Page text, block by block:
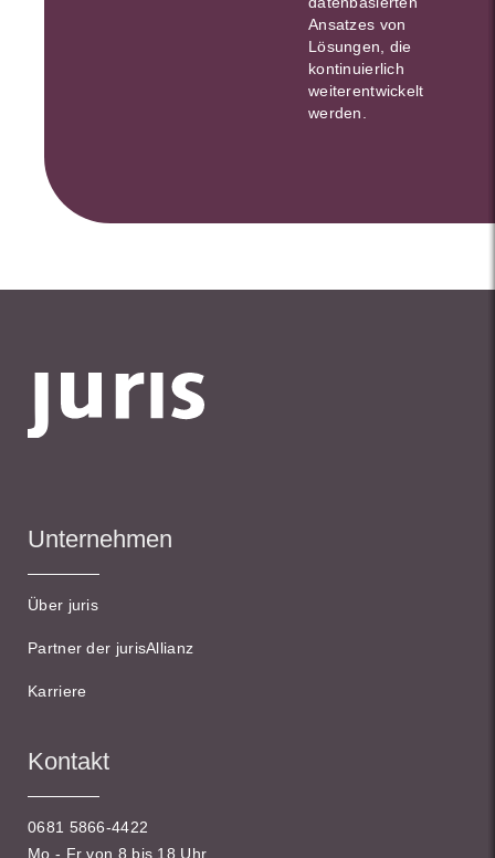
Ansatzes von
Lösungen, die
kontinuierlich
weiterentwickelt
werden.
Unternehmen
Über juris
Partner der jurisAllianz
Karriere
Kontakt
0681 5866-4422
Mo - Fr von 8 bis 18 Uhr